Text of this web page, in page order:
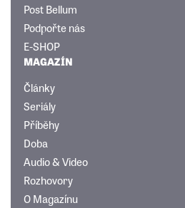
Post Bellum
Podpořte nás
E-SHOP
MAGAZÍN
Články
Seriály
Příběhy
Doba
Audio & Video
Rozhovory
O Magazínu